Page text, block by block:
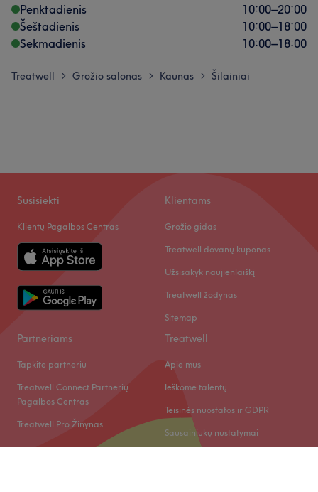
Penktadienis
10:00–20:00
Šeštadienis
10:00–18:00
Sekmadienis
10:00–18:00
Treatwell > Grožio salonas > Kaunas > Šilainiai
Susisiekti
Klientų Pagalbos Centras
Klientams
Grožio gidas
Treatwell dovanų kuponas
Užsisakyk naujienlaiškį
Treatwell žodynas
Sitemap
Partneriams
Tapkite partneriu
Treatwell Connect Partnerių
Pagalbos Centras
Treatwell Pro Žinynas
Treatwell
Apie mus
Ieškome talentų
Teisinės nuostatos ir GDPR
Sausainiukų nustatymai